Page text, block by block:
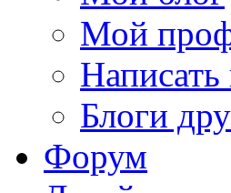
Мой
Написать
Блоги
Форум